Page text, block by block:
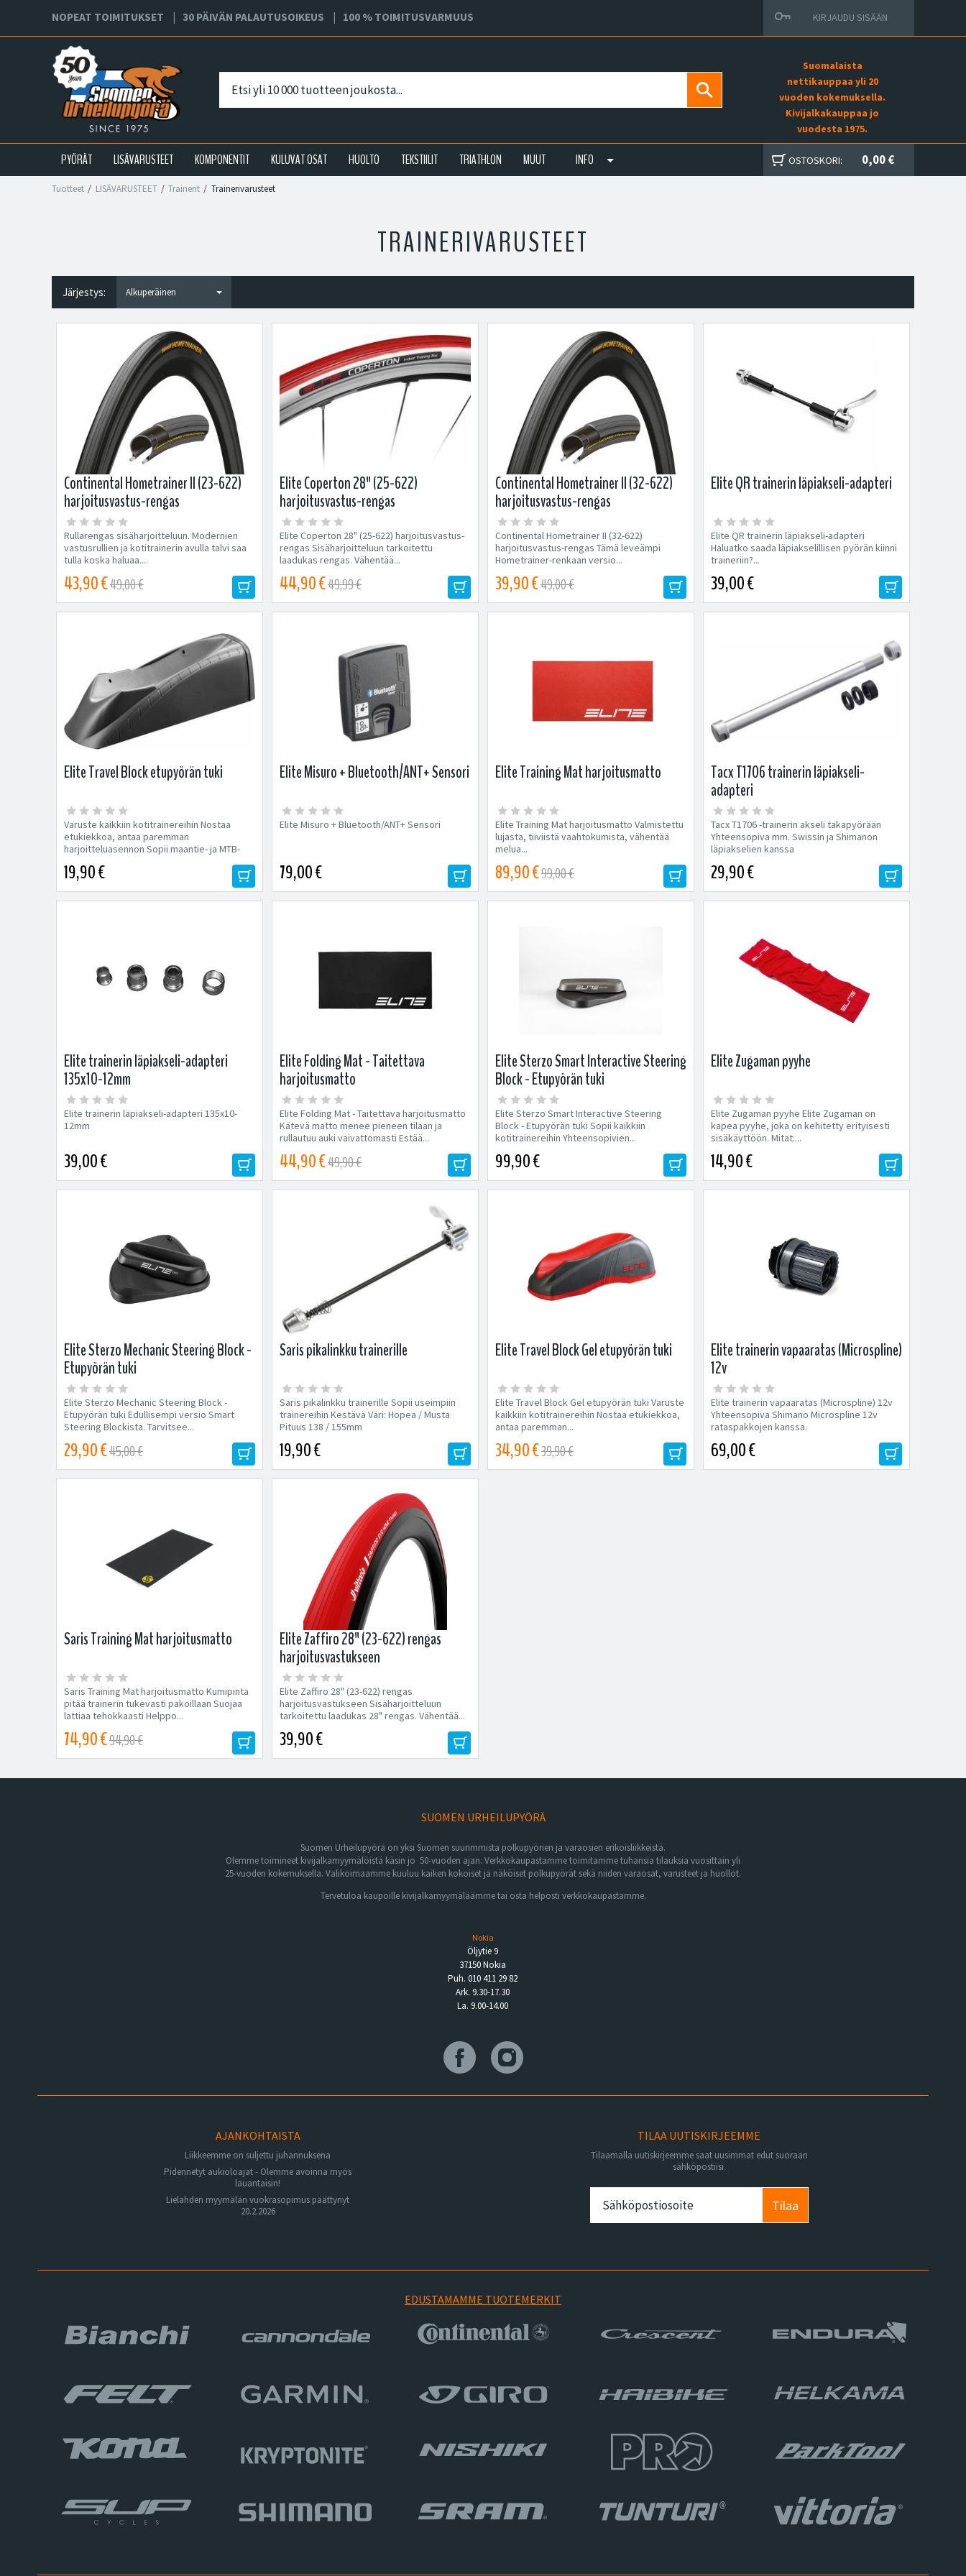
NOPEAT TOIMITUKSET 30 PÄIVÄN PALAUTUSOIKEUS 100 % TOIMITUSVARMUUS KIRJAUDU SISÄÄN
Suomalaista
nettikauppaa yli 20
vuoden kokemuksella.
Kivijalkakauppaa jo
vuodesta 1975.
PYÖRÄT LISÄVARUSTEET KOMPONENTIT KULUVAT OSAT HUOLTO TEKSTIILIT TRIATHLON MUUT INFO OSTOSKORI: 0,00 €
Tuotteet LISÄVARUSTEET Trainerit Trainerivarusteet
TRAINERIVARUSTEET
Järjestys:
Continental Hometrainer II (23-622)
harjoitusvastus-rengas
Rullarengas sisäharjoitteluun. Modernien
vastusrullien ja kotitrainerin avulla talvi saa
tulla koska haluaa....
43,90 €49,00 €
Elite Coperton 28" (25-622)
harjoitusvastus-rengas
Elite Coperton 28" (25-622) harjoitusvastus-
rengas Sisäharjoitteluun tarkoitettu
laadukas rengas. Vähentää...
44,90 €49,99 €
Continental Hometrainer II (32-622)
harjoitusvastus-rengas
Continental Hometrainer II (32-622)
harjoitusvastus-rengas Tämä leveämpi
Hometrainer-renkaan versio...
39,90 €49,00 €
Elite QR trainerin läpiakseli-adapteri
Elite QR trainerin läpiakseli-adapteri
Haluatko saada läpiakselillisen pyörän kiinni
traineriin?...
39,00 €
Elite Travel Block etupyörän tuki
Varuste kaikkiin kotitrainereihin Nostaa
etukiekkoa, antaa paremman
harjoitteluasennon Sopii maantie- ja MTB-
19,90 €
Elite Misuro + Bluetooth/ANT+ Sensori
Elite Misuro + Bluetooth/ANT+ Sensori
79,00 €
Elite Training Mat harjoitusmatto
Elite Training Mat harjoitusmatto Valmistettu
lujasta, tiiviistä vaahtokumista, vähentää
melua...
89,90 €99,00 €
Tacx T1706 trainerin läpiakseli-
adapteri
Tacx T1706 -trainerin akseli takapyörään
Yhteensopiva mm. Swissin ja Shimanon
läpiakselien kanssa
29,90 €
Elite trainerin läpiakseli-adapteri
135x10-12mm
Elite trainerin läpiakseli-adapteri 135x10-
12mm
39,00 €
Elite Folding Mat - Taitettava
harjoitusmatto
Elite Folding Mat - Taitettava harjoitusmatto
Kätevä matto menee pieneen tilaan ja
rullautuu auki vaivattomasti Estää...
44,90 €49,90 €
Elite Sterzo Smart Interactive Steering
Block - Etupyörän tuki
Elite Sterzo Smart Interactive Steering
Block - Etupyörän tuki Sopii kaikkiin
kotitrainereihin Yhteensopivien...
99,90 €
Elite Zugaman pyyhe
Elite Zugaman pyyhe Elite Zugaman on
kapea pyyhe, joka on kehitetty erityisesti
sisäkäyttöön. Mitat:...
14,90 €
Elite Sterzo Mechanic Steering Block -
Etupyörän tuki
Elite Sterzo Mechanic Steering Block -
Etupyörän tuki Edullisempi versio Smart
Steering Blockista. Tarvitsee...
29,90 €45,00 €
Saris pikalinkku trainerille
Saris pikalinkku trainerille Sopii useimpiin
trainereihin Kestävä Väri: Hopea / Musta
Pituus 138 / 155mm
19,90 €
Elite Travel Block Gel etupyörän tuki
Elite Travel Block Gel etupyörän tuki Varuste
kaikkiin kotitrainereihin Nostaa etukiekkoa,
antaa paremman...
34,90 €39,90 €
Elite trainerin vapaaratas (Microspline)
12v
Elite trainerin vapaaratas (Microspline) 12v
Yhteensopiva Shimano Microspline 12v
rataspakkojen kanssa.
69,00 €
Saris Training Mat harjoitusmatto
Saris Training Mat harjoitusmatto Kumipinta
pitää trainerin tukevasti pakoillaan Suojaa
lattiaa tehokkaasti Helppo...
74,90 €94,90 €
Elite Zaffiro 28" (23-622) rengas
harjoitusvastukseen
Elite Zaffiro 28" (23-622) rengas
harjoitusvastukseen Sisäharjoitteluun
tarkoitettu laadukas 28" rengas. Vähentää...
39,90 €
SUOMEN URHEILUPYÖRÄ
Suomen Urheilupyörä on yksi Suomen suurimmista polkupyörien ja varaosien erikoisliikkeistä.
Olemme toimineet kivijalkamyymälöistä käsin jo 50-vuoden ajan. Verkkokaupastamme toimitamme tuhansia tilauksia vuosittain yli
25-vuoden kokemuksella. Valikoimaamme kuuluu kaiken kokoiset ja näköiset polkupyörät sekä niiden varaosat, varusteet ja huollot.
Tervetuloa kaupoille kivijalkamyymäläämme tai osta helposti verkkokaupastamme.
Nokia
Öljytie 9
37150 Nokia
Puh. 010 411 29 82
Ark. 9.30-17.30
La. 9.00-14.00
AJANKOHTAISTA
Liikkeemme on suljettu juhannuksena
Pidennetyt aukioloajat - Olemme avoinna myös
lauantaisin!
Lielahden myymälän vuokrasopimus päättynyt
20.2.2026
TILAA UUTISKIRJEEMME
Tilaamalla uutiskirjeemme saat uusimmat edut suoraan
sähköpostiisi.
Tilaa
EDUSTAMAMME TUOTEMERKIT